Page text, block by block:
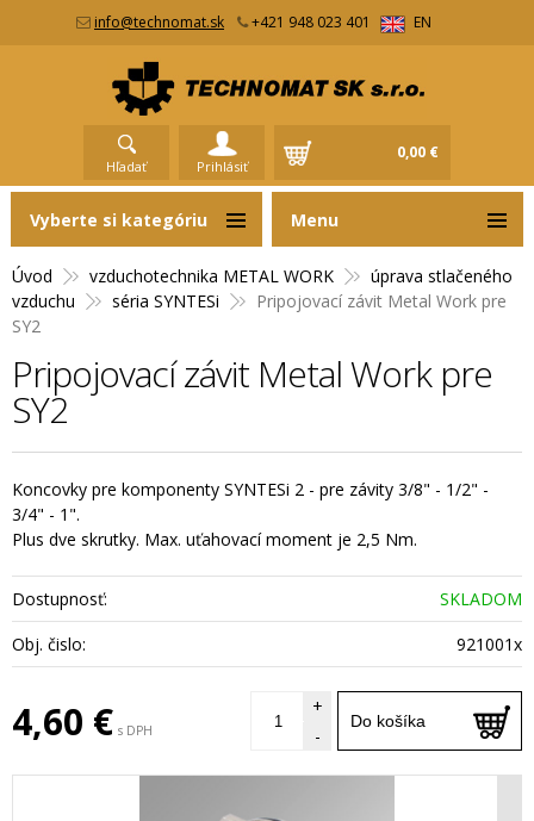
info@technomat.sk +421 948 023 401 EN
Hľadať Prihlásiť
0,00 €
Úvod vzduchotechnika METAL WORK
úprava stlačeného
vzduchu
séria SYNTESi
Pripojovací závit Metal Work pre
SY2
Pripojovací závit Metal Work pre
SY2
Koncovky pre komponenty SYNTESi 2 - pre závity 3/8" - 1/2" -
3/4" - 1".
Plus dve skrutky. Max. uťahovací moment je 2,5 Nm.
Dostupnosť:
SKLADOM
Obj. čislo:
921001x
4,60 € s DPH Do košíka
+
-
Vyberte si kategóriu Menu